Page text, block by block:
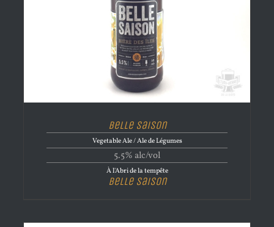
Belle Saison
Vegetable Ale / Ale de Légumes
5.5% alc/vol
À l'Abri de la tempête
Belle Saison